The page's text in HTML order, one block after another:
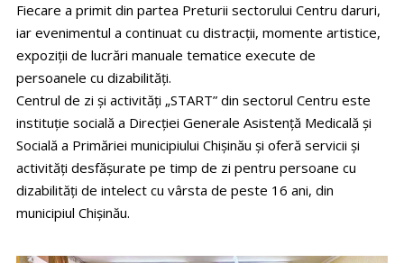
Fiecare a primit din partea Preturii sectorului Centru daruri,
iar evenimentul a continuat cu distracții, momente artistice,
expoziții de lucrări manuale tematice execute de
persoanele cu dizabilități.
Centrul de zi și activități „START” din sectorul Centru este
instituție socială a Direcției Generale Asistență Medicală și
Socială a Primăriei municipiului Chișinău și oferă servicii și
activități desfășurate pe timp de zi pentru persoane cu
dizabilități de intelect cu vârsta de peste 16 ani, din
municipiul Chișinău.